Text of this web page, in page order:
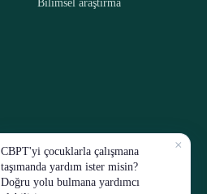
Bilimsel araştırma
CBPT'yi çocuklarla çalışmana
taşımanda yardım ister misin?
Doğru yolu bulmana yardımcı
×